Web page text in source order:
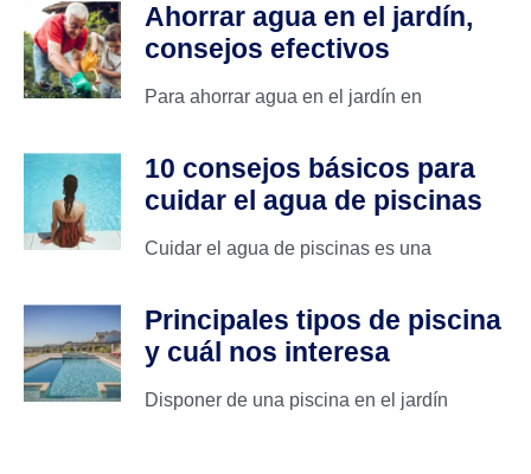
Ahorrar agua en el jardín,
consejos efectivos
Para ahorrar agua en el jardín en
10 consejos básicos para
cuidar el agua de piscinas
Cuidar el agua de piscinas es una
Principales tipos de piscina
y cuál nos interesa
Disponer de una piscina en el jardín